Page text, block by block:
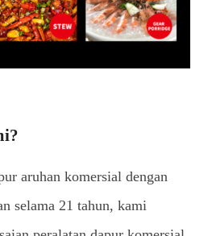
aruhan komersial dengan
selama 21 tahun, kami